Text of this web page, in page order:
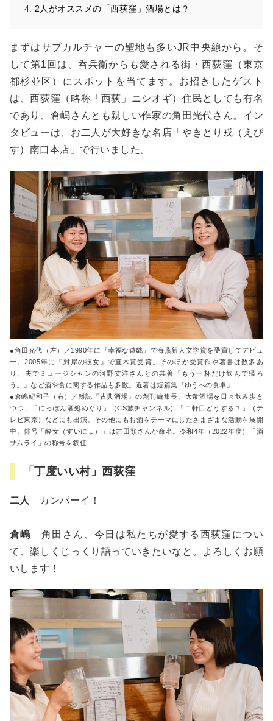
2人がオススメの「西荻窪」酒場とは？
まずはサブカルチャーの聖地も多いJR中央線から。そ
して第1回は、呑兵衛からも愛される街・西荻窪（東京
都杉並区）にスポットを当てます。お招きしたゲスト
は、西荻窪（略称「西荻」ニシオギ）住民としても有名
であり、倉嶋さんとも親しい作家の角田光代さん。イン
タビューは、お二人が大好きな名店「やきとり戎（えび
す）南口本店」で行いました。
●角田光代（左）／1990年に『幸福な遊戯』で海燕新人文学賞を受賞してデビュ
ー。2005年に『対岸の彼女』で直木賞受賞。そのほか受賞作や著書は数多あ
り、夫でミュージシャンの河野丈洋さんとの共著『もう一杯だけ飲んで帰ろ
う。』など酒や食に関する作品も多数。近著は短篇集『ゆうべの食卓』
●倉嶋紀和子（右）／雑誌『古典酒場』の創刊編集長。大衆酒場を日々飲み歩き
つつ、「にっぽん酒処めぐり」（CS旅チャンネル）「二軒目どうする？」（テ
レビ東京）などにも出演。その他にもお酒をテーマにしたさまざまな活動を展開
中。俳号「酔女（すいにょ）」は吉田類さんが命名。令和4年（2022年度）「酒
サムライ」の称号を叙任
「丁度いい村」西荻窪
二人 カンパーイ！
倉嶋
角田さん、今日は私たちが愛する西荻窪につい
て、楽しくじっくり語っていきたいなと。よろしくお願
いします！